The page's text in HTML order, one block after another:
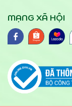
MẠNG XÃ HỘI